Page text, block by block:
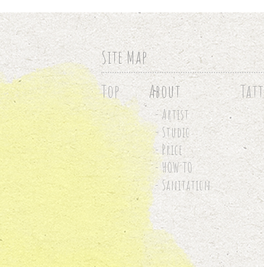
Site Map
Top
About
- Artist
- Studio
- Price
- HOW TO
- Sanitation